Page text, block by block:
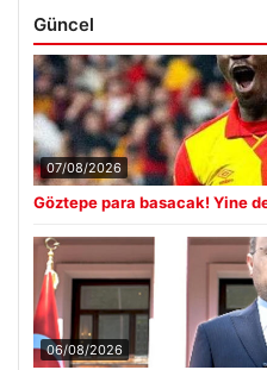
Güncel
07/08/2026
Göztepe para basacak! Yine
06/08/2026